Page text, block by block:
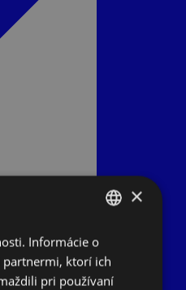
SLOVAK
ENGLISH
×
Informácie o
partnermi, ktorí ich
pri používaní